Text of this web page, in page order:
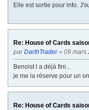
Elle est sortie pour info.
Re: House of Cards
parDarthTrader» 09 mars
Benoist l a déjà fini...
je me la réserve pour un
Re: House of Cards